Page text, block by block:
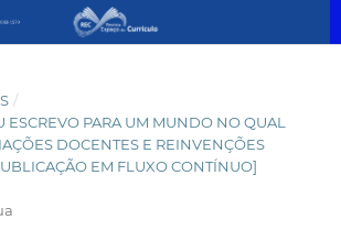
/
ESCREVO PARA UM MUNDO NO QUAL
DOCENTES E REINVENÇÕES
EM FLUXO CONTÍNUO]